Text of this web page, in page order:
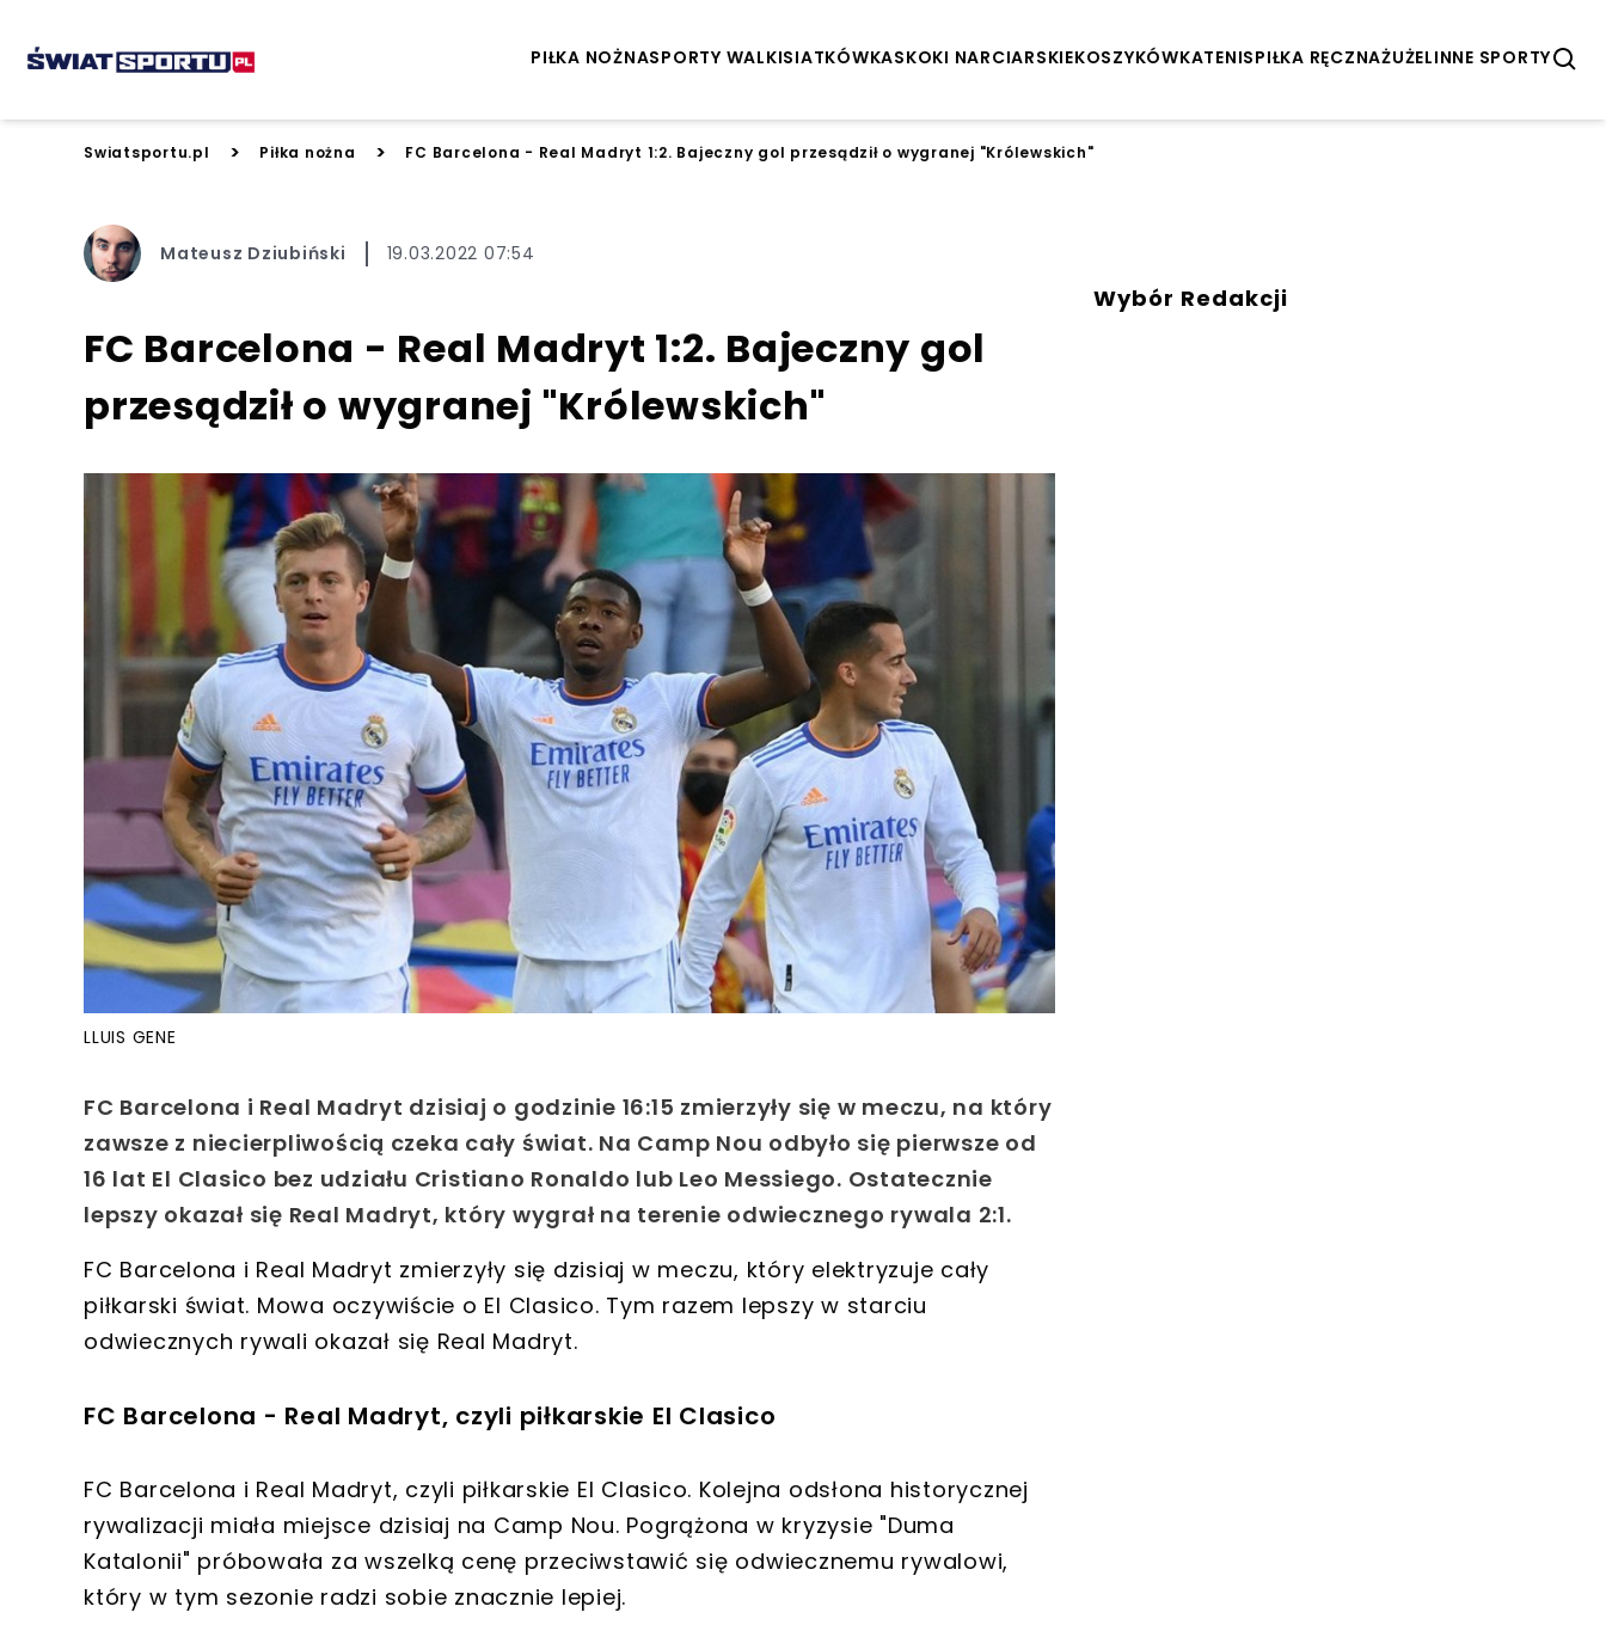
PIŁKA NOŻNASPORTY WALKISIATKÓWKASKOKI NARCIARSKIEKOSZYKÓWKATENISPIŁKA RĘCZNAŻUŻELINNE SPORTY
Swiatsportu.pl > Piłka nożna > FC Barcelona - Real Madryt 1:2. Bajeczny gol przesądził o wygranej "Królewskich"
Mateusz Dziubiński 19.03.2022 07:54
FC Barcelona - Real Madryt 1:2. Bajeczny gol
przesądził o wygranej "Królewskich"
LLUIS GENE
FC Barcelona i Real Madryt dzisiaj o godzinie 16:15 zmierzyły się w meczu, na który
zawsze z niecierpliwością czeka cały świat. Na Camp Nou odbyło się pierwsze od
16 lat El Clasico bez udziału Cristiano Ronaldo lub Leo Messiego. Ostatecznie
lepszy okazał się Real Madryt, który wygrał na terenie odwiecznego rywala 2:1.
FC Barcelona i Real Madryt zmierzyły się dzisiaj w meczu, który elektryzuje cały
piłkarski świat. Mowa oczywiście o El Clasico. Tym razem lepszy w starciu
odwiecznych rywali okazał się Real Madryt.
FC Barcelona - Real Madryt, czyli piłkarskie El Clasico
FC Barcelona i Real Madryt, czyli piłkarskie El Clasico. Kolejna odsłona historycznej
rywalizacji miała miejsce dzisiaj na Camp Nou. Pogrążona w kryzysie "Duma
Katalonii" próbowała za wszelką cenę przeciwstawić się odwiecznemu rywalowi,
który w tym sezonie radzi sobie znacznie lepiej.
Wybór Redakcji